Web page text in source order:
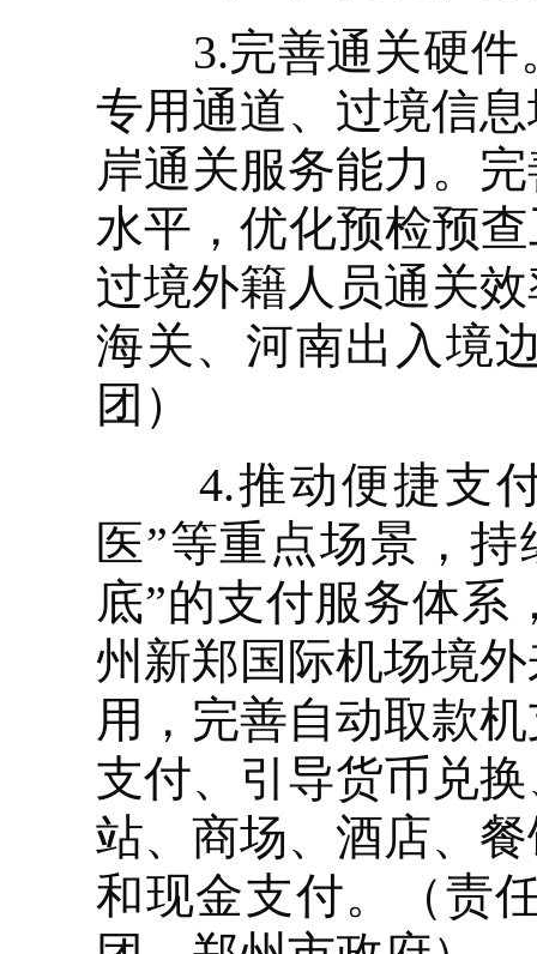
3.完善通关硬件
专用通道、过境信
岸通关服务能力。
水平，优化预检预
过境外籍人员通关
海关、河南出入境
团）
4.推动便捷支付
医”等重点场景，
底”的支付服务体系
州新郑国际机场境
用，完善自动取款
支付、引导货币兑
站、商场、酒店、
和现金支付。（责